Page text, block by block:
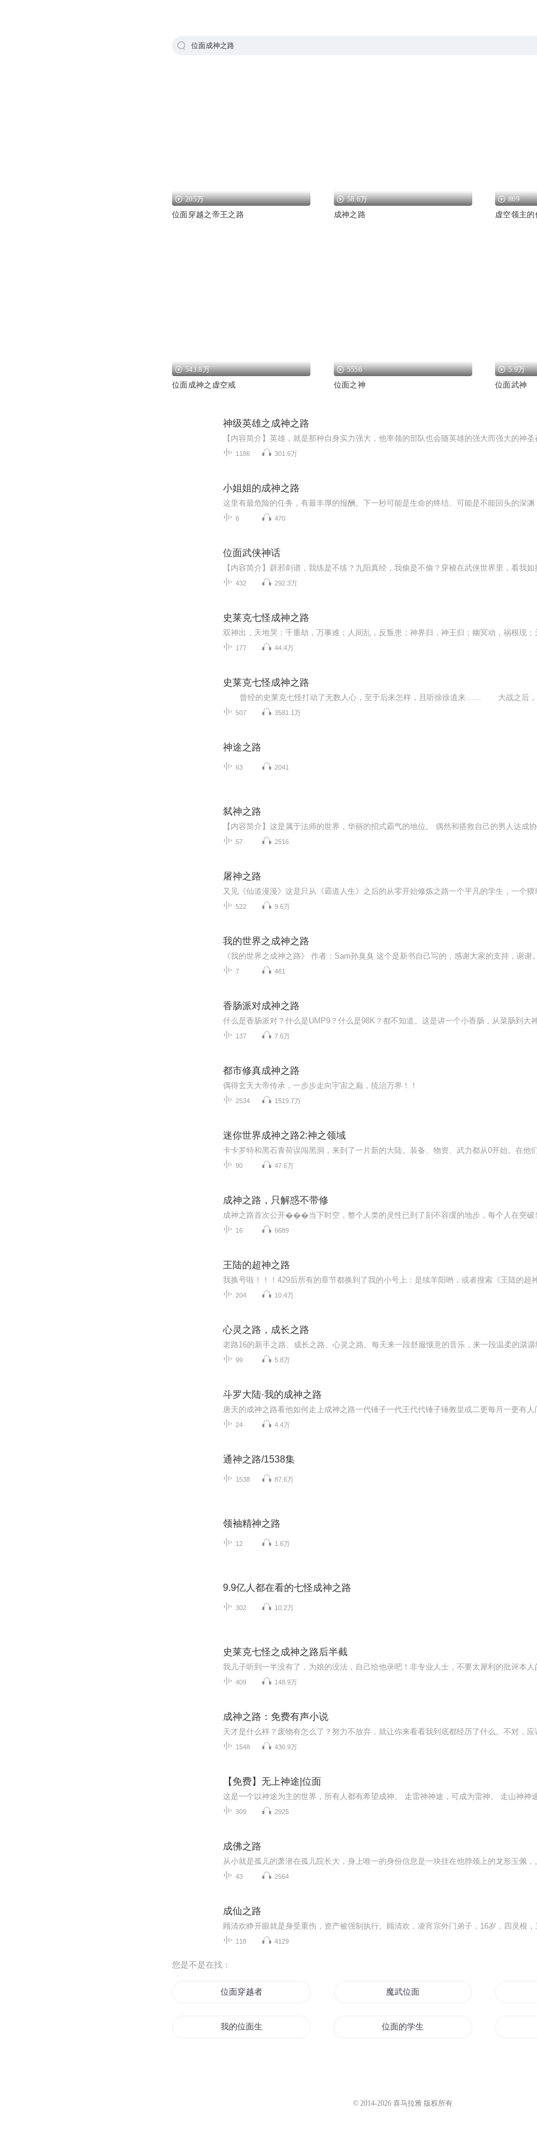
位面成神之路
205万
位面穿越之帝王之路
58.6万
成神之路
869
虚空领主
543.8万
位面成神之虚空戒
5556
位面之神
5.9万
位面武神
神级英雄之成神之路
1186 301.6万
小姐姐的成神之路
6 470
位面武侠神话
432 292.3万
史莱克七怪成神之路
双神出，天地哭；千重劫，万事难；人间乱，反叛患；神界归，神王归；幽冥动，祸根现
177 44.4万
史莱克七怪成神之路
507 3581.1万
神途之路
63 2041
弑神之路
57 2516
屠神之路
522 9.6万
我的世界之成神之路
7 461
香肠派对成神之路
137 7.6万
都市修真成神之路
偶得玄天大帝传承，一步步走向宇宙之巅，统治万界！！
2534 1519.7万
迷你世界成神之路2:神之领域
90 47.6万
成神之路，只解惑不带修
16 6689
王陆的超神之路
204 10.4万
心灵之路，成长之路
99 5.8万
斗罗大陆·我的成神之路
24 4.4万
通神之路/1538集
1538 87.6万
领袖精神之路
12 1.6万
9.9亿人都在看的七怪成神之路
302 10.2万
史莱克七怪之成神之路后半截
409 148.9万
成神之路：免费有声小说
天才是什么样？废物有怎么了？努力不放弃，就让你来看看我到底都经历了什么。不对，应
1548 430.9万
【免费】无上神途|位面
309 2925
成佛之路
43 2564
成仙之路
118 4129
您是不是在找：
位面穿越者和他的女儿们 魔武位面
我的位面生活 位面的学生
© 2014-2026 喜马拉雅 版权所有